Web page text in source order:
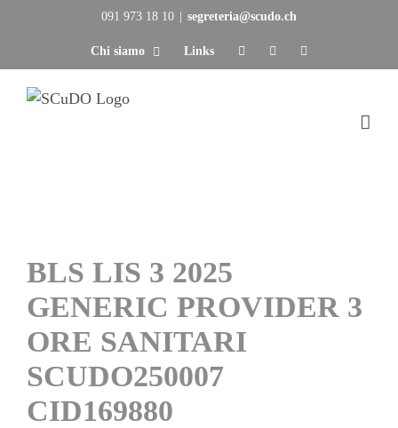
091 973 18 10 segreteria@scudo.ch
Chi siamo Links
BLS LIS 3 2025
GENERIC PROVIDER 3
ORE SANITARI
SCUDO250007
CID169880